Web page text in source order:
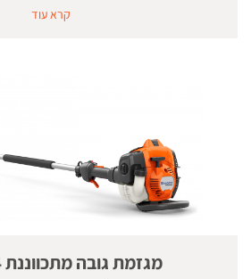
קרא עוד
מגזמת גובה מתכווננת 525HE4